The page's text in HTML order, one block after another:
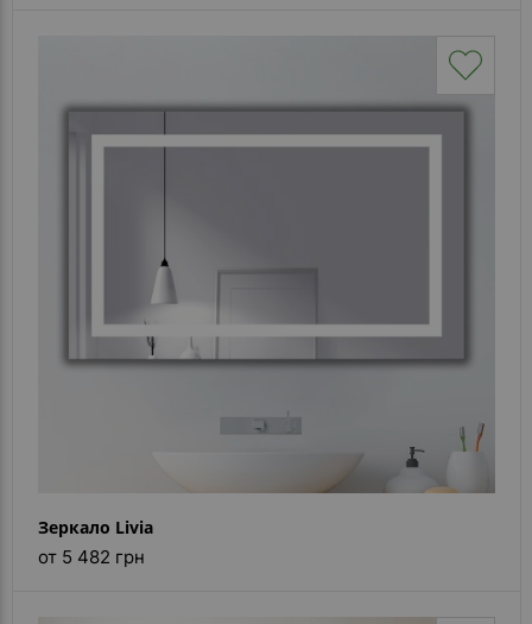
Зеркало Livia
от 5 482 грн